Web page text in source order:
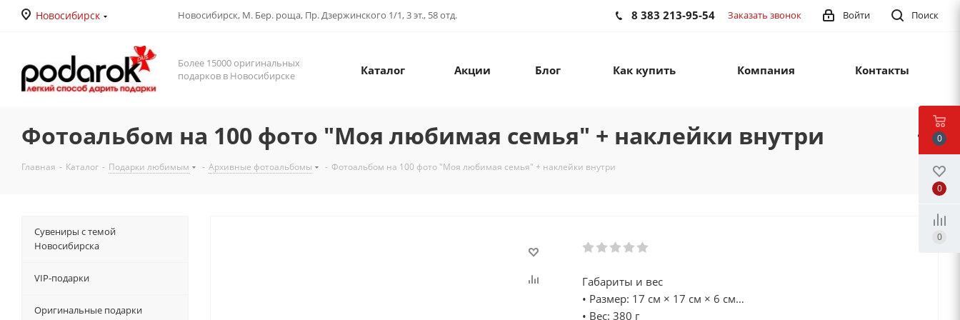
Новосибирск Новосибирск, М. Бер. роща, Пр. Дзержинского 1/1, 3 эт., 58 отд. Поиск
Войти
8 383 213-95-54 Заказать звонок
Более 15000 оригинальных
подарков в Новосибирске
Каталог Акции Блог Как купить Компания Контакты
Фотоальбом на 100 фото "Моя любимая семья" + наклейки внутри
Главная - Каталог - Подарки любимым - Архивные фотоальбомы - Фотоальбом на 100 фото "Моя любимая семья" + наклейки внутри
Габариты и вес
• Размер: 17 см × 17 см × 6 см
• Вес: 380 г
Сувениры с темой
Новосибирска
VIP-подарки
Оригинальные подарки
0
0
0